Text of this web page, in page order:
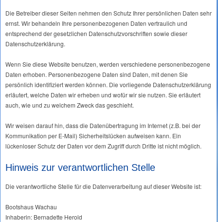
Die Betreiber dieser Seiten nehmen den Schutz Ihrer persönlichen Daten sehr
ernst. Wir behandeln Ihre personenbezogenen Daten vertraulich und
entsprechend der gesetzlichen Datenschutzvorschriften sowie dieser
Datenschutzerklärung.
Wenn Sie diese Website benutzen, werden verschiedene personenbezogene
Daten erhoben. Personenbezogene Daten sind Daten, mit denen Sie
persönlich identifiziert werden können. Die vorliegende Datenschutzerklärung
erläutert, welche Daten wir erheben und wofür wir sie nutzen. Sie erläutert
auch, wie und zu welchem Zweck das geschieht.
Wir weisen darauf hin, dass die Datenübertragung im Internet (z.B. bei der
Kommunikation per E-Mail) Sicherheitslücken aufweisen kann. Ein
lückenloser Schutz der Daten vor dem Zugriff durch Dritte ist nicht möglich.
Hinweis zur verantwortlichen Stelle
Die verantwortliche Stelle für die Datenverarbeitung auf dieser Website ist:
Bootshaus Wachau
Inhaberin: Bernadette Herold